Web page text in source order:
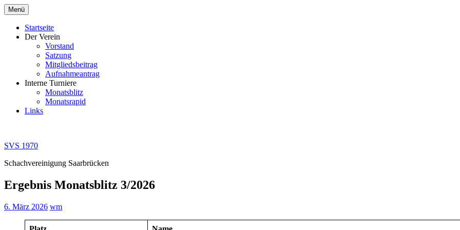
Zum
Inhalt
springen
Menü
Startseite
Der Verein
Vorstand
Satzung
Mitgliedsbeitrag
Aufnahmeantrag
Interne Turniere
Monatsblitz
Monatsrapid
Links
SVS 1970
Schachvereinigung Saarbrücken
Ergebnis Monatsblitz 3/2026
6. März 2026 wm